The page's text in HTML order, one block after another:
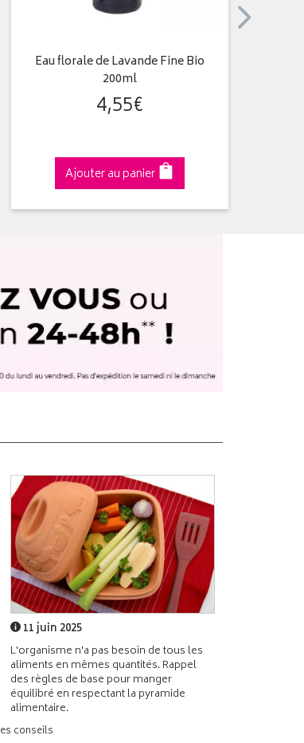
Eau florale de Lavande Fine Bio
200ml
4,55€
Ajouter au panier
11 juin 2025
L'organisme n'a pas besoin de tous les
aliments en mêmes quantités. Rappel
des règles de base pour manger
équilibré en respectant la pyramide
alimentaire.
conseils